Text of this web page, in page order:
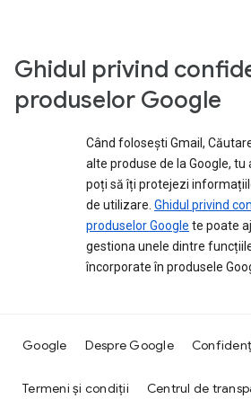
Ghidul privind
produselor Google
Când folosești Gmail,
alte produse de la Google,
poți să îți protejezi
de utilizare. Ghidul privind
produselor Google te poate
gestiona unele dintre
încorporate în produsele
Google Despre Google
Termeni și condiții Centrul de